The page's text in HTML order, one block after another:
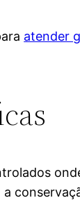
atender